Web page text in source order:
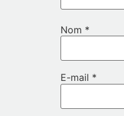
Nom *
E-mail *